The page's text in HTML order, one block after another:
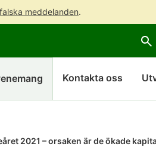
meddelanden.
till
innehållet
hela
webbplatsens
sökning
Kontakta oss
2021 – orsaken är de ökade